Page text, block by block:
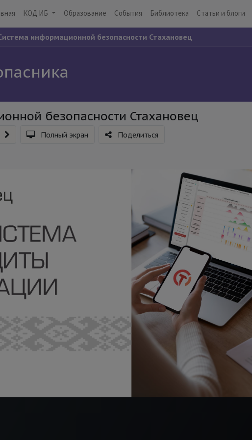
КОД ИБ Образование События Библиотека Статьи и блоги
информационной безопасности Стахановец
безопасности Стахановец
Полный экран Поделиться